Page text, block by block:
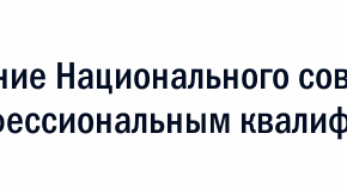
совет по профессиональным
Национального